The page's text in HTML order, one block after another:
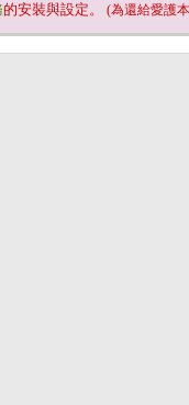
的安裝與設定。 (為還給愛護